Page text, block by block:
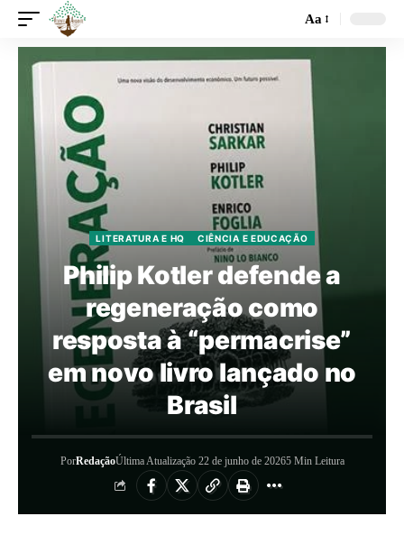
Aa
LITERATURA E HQ CIÊNCIA E EDUCAÇÃO
Philip Kotler defende a
regeneração como
resposta à “permacrise”
em novo livro lançado no
Brasil
PorRedaçãoÚltima Atualização 22 de junho de 20265 Min Leitura